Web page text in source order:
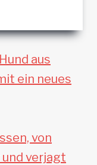
aus
ein neues
von
verjagt